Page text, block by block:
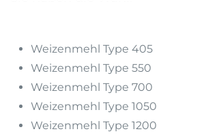
Weizenmehl Type 405
Weizenmehl Type 550
Weizenmehl Type 700
Weizenmehl Type 1050
Weizenmehl Type 1200